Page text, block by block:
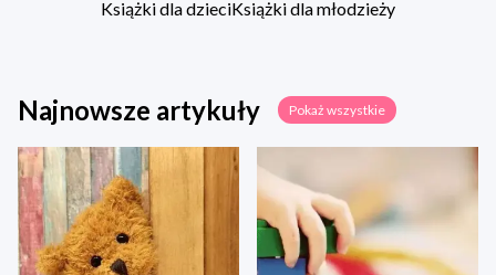
Książki dla dzieciKsiążki dla młodzieży
Najnowsze artykuły Pokaż wszystkie